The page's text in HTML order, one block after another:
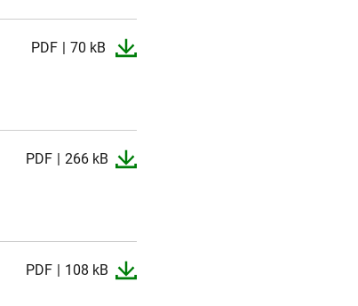
PDF 70 kB
PDF 266 kB
PDF 108 kB